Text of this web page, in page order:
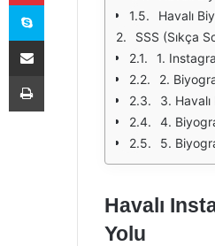
Havalı
SSS (Sıkça
1.
2.
3.
4.
5.
Havalı
Yolu
Skype
E-Posta ile paylaş